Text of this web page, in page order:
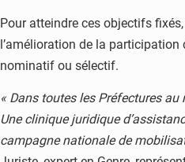
Pour atteindre ces objectifs
l’amélioration de la
nominatif ou sélectif.
« Dans toutes les Préfectures
Une clinique juridique
campagne nationale de